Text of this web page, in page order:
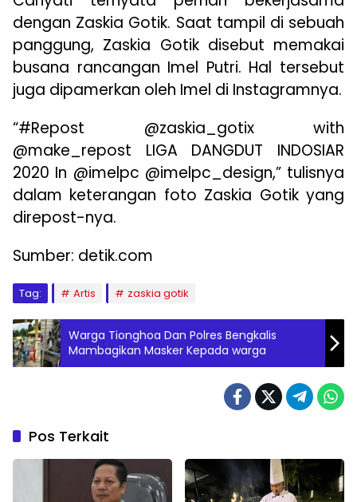
dengan Zaskia Gotik. Saat tampil di sebuah
panggung, Zaskia Gotik disebut memakai
busana rancangan Imel Putri. Hal tersebut
juga dipamerkan oleh Imel di Instagramnya.
“#Repost @zaskia_gotix with
@make_repost LIGA DANGDUT INDOSIAR
2020 In @imelpc @imelpc_design,” tulisnya
dalam keterangan foto Zaskia Gotik yang
direpost-nya.
Sumber: detik.com
Tag: Artis zaskia gotik
Warga Tionghoa Dan Polres Bengkalis
Mambagikan Masker Kepada warga
Pos Terkait